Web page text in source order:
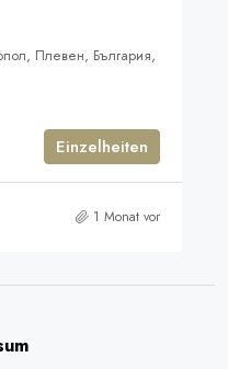
Плевен, България,
Einzelheiten
1 Monat vor